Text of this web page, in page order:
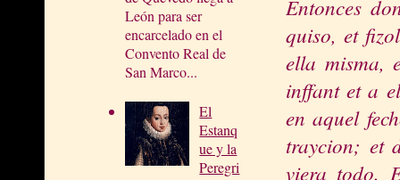
León para ser
encarcelado en el
Convento Real de
San Marco...
El
Estanq
ue y la
Peregri
Entonces
quiso, et
ella misma,
inffant et a
en aquel
traycion; et
viera todo.